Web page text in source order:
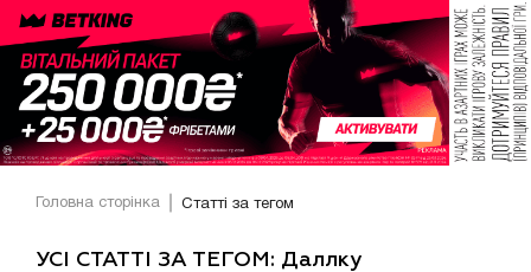
Головна сторінка Статті за тегом
УСІ СТАТТІ ЗА ТЕГОМ: Даллку